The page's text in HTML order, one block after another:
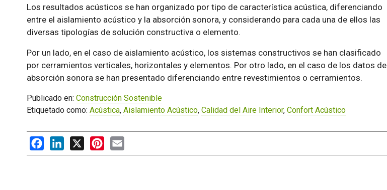
Los resultados acústicos se han organizado por tipo de característica acústica, diferenciando
entre el aislamiento acústico y la absorción sonora, y considerando para cada una de ellos las
diversas tipologías de solución constructiva o elemento.
Por un lado, en el caso de aislamiento acústico, los sistemas constructivos se han clasificado
por cerramientos verticales, horizontales y elementos. Por otro lado, en el caso de los datos de
absorción sonora se han presentado diferenciando entre revestimientos o cerramientos.
Publicado en: Construcción Sostenible
Etiquetado como: Acústica, Aislamiento Acústico, Calidad del Aire Interior, Confort Acústico
FacebookLinkedIn Pinterest